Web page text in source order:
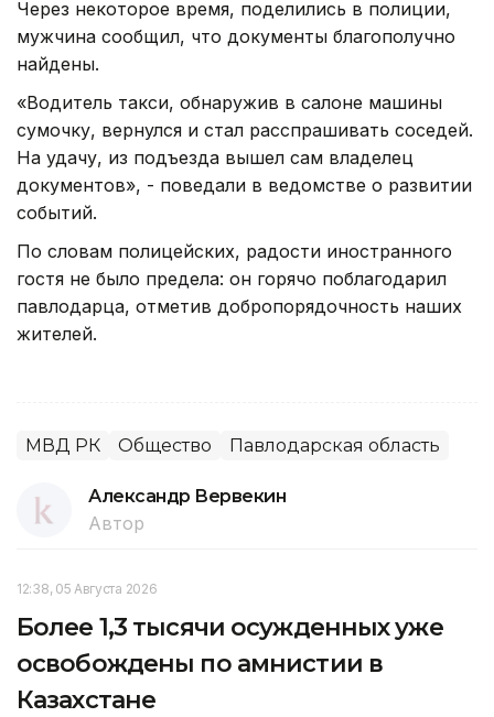
Через некоторое время, поделились в полиции,
мужчина сообщил, что документы благополучно
найдены.
«Водитель такси, обнаружив в салоне машины
сумочку, вернулся и стал расспрашивать соседей.
На удачу, из подъезда вышел сам владелец
документов», - поведали в ведомстве о развитии
событий.
По словам полицейских, радости иностранного
гостя не было предела: он горячо поблагодарил
павлодарца, отметив добропорядочность наших
жителей.
МВД РК Общество Павлодарская область
Александр Вервекин
Автор
12:38, 05 Августа 2026
Более 1,3 тысячи осужденных уже
освобождены по амнистии в
Казахстане